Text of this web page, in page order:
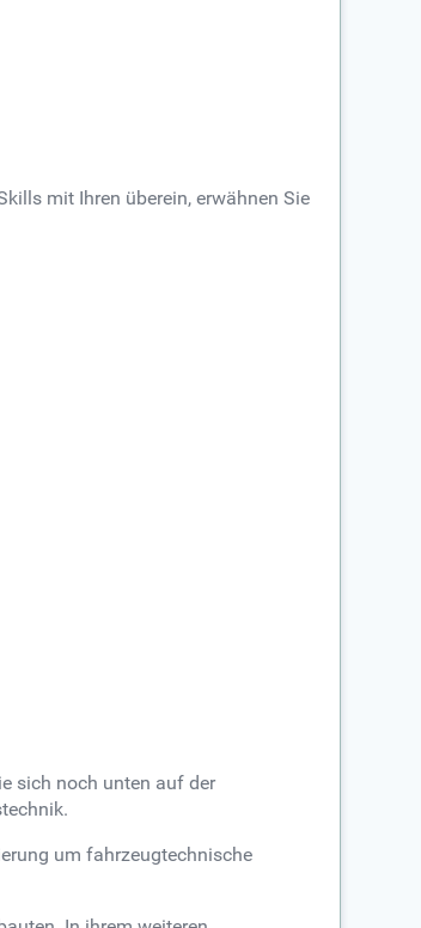
mit Ihren überein, erwähnen Sie
sich noch unten auf der
um fahrzeugtechnische